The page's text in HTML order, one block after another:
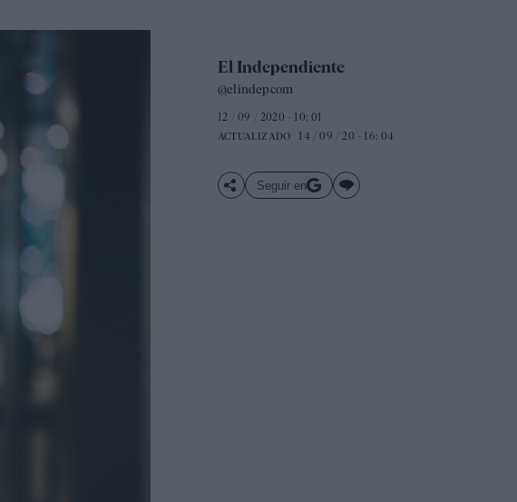
El Independiente
@elindepcom
12 / 09 / 2020 - 10: 01
ACTUALIZADO 14 / 09 / 20 - 16: 04
Seguir en